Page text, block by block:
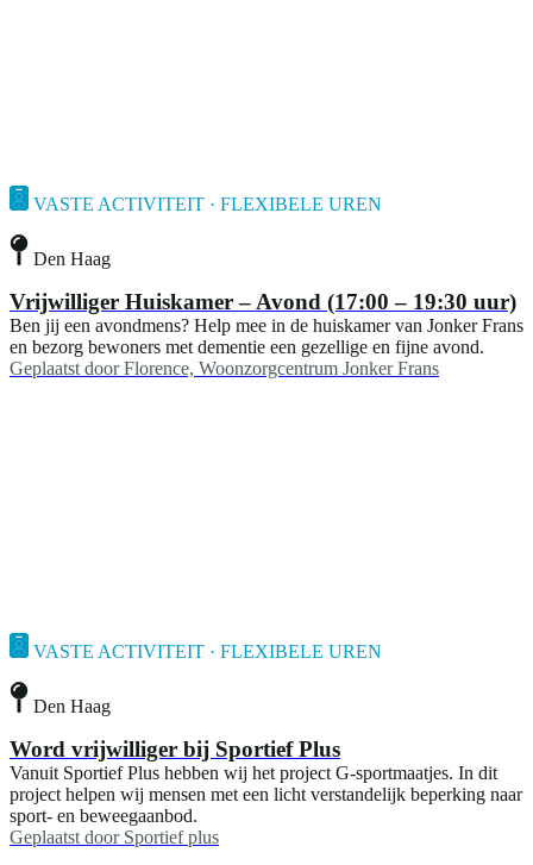
VASTE ACTIVITEIT · FLEXIBELE UREN
Den Haag
Vrijwilliger Huiskamer – Avond (17:00 – 19:30 uur)
Ben jij een avondmens? Help mee in de huiskamer van Jonker Frans
en bezorg bewoners met dementie een gezellige en fijne avond.
Geplaatst door Florence, Woonzorgcentrum Jonker Frans
VASTE ACTIVITEIT · FLEXIBELE UREN
Den Haag
Word vrijwilliger bij Sportief Plus
Vanuit Sportief Plus hebben wij het project G-sportmaatjes. In dit
project helpen wij mensen met een licht verstandelijk beperking naar
sport- en beweegaanbod.
Geplaatst door Sportief plus